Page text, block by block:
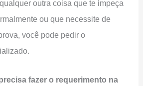
outra coisa que te impeça
ou que necessite de
você pode pedir o
fazer o requerimento na